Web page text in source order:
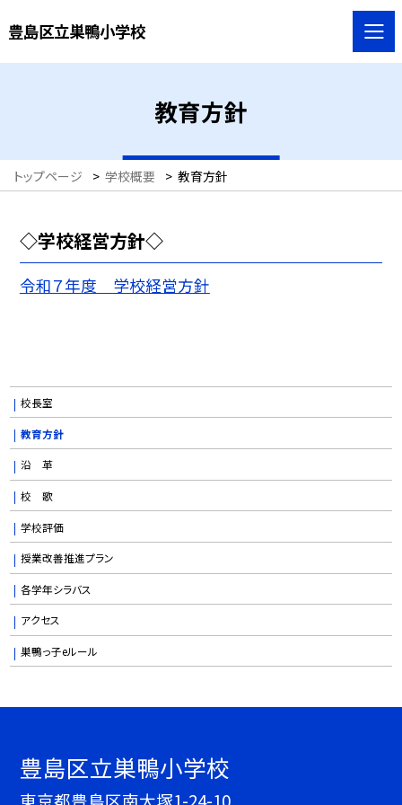
豊島区立巣鴨小学校
教育方針
トップページ > 学校概要 > 教育方針
◇学校経営方針◇
令和７年度 学校経営方針
校長室
教育方針
沿 革
校 歌
学校評価
授業改善推進プラン
各学年シラバス
アクセス
巣鴨っ子eルール
豊島区立巣鴨小学校